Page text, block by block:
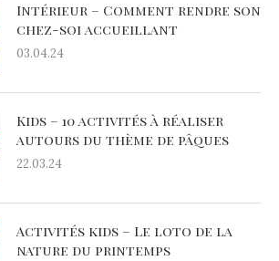
Intérieur – Comment rendre son
chez-soi accueillant
03.04.24
Kids – 10 activités à réaliser
autours du thème de pâques
22.03.24
Activités kids – Le loto de la
nature du printemps